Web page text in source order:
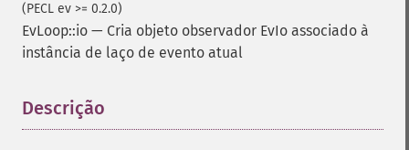
(PECL ev >= 0.2.0)
EvLoop::io — Cria objeto observador EvIo associado à
instância de laço de evento atual
Descrição